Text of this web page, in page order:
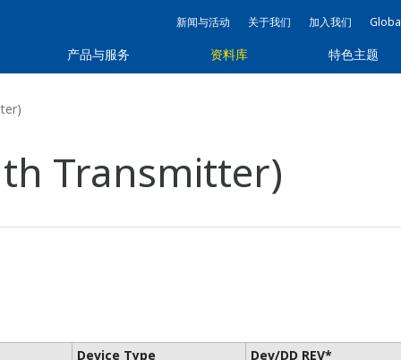
新闻与活动 关于我们 加入我们
产品与服务 资料库 特色主题
Transmitter)
Device Type Dev/DD REV*